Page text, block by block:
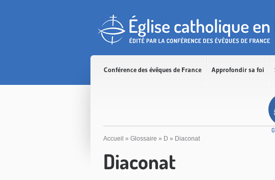
Conférence des évêques de France Approfondir sa foi
Accueil » Glossaire » D » Diaconat
Diaconat